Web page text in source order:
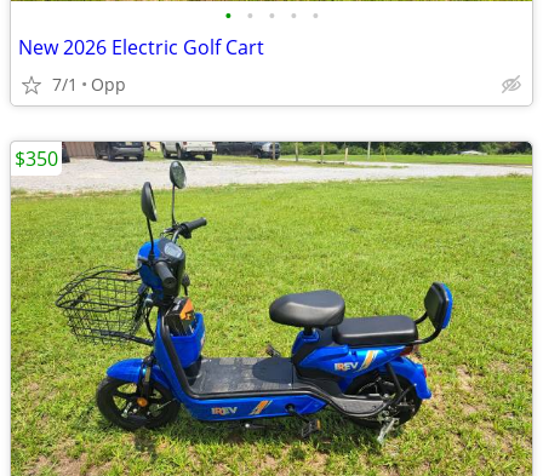
• • • • •
New 2026 Electric Golf Cart
7/1 Opp
$350